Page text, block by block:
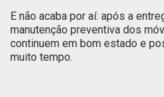
E não acaba por aí: após a
manutenção preventiva dos
continuem em bom estado e
muito tempo.